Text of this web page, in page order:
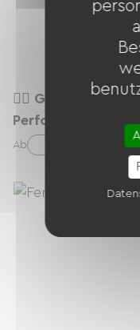
🚴‍♂️ Gravel
Performance
Ab 38.00 € / Tag